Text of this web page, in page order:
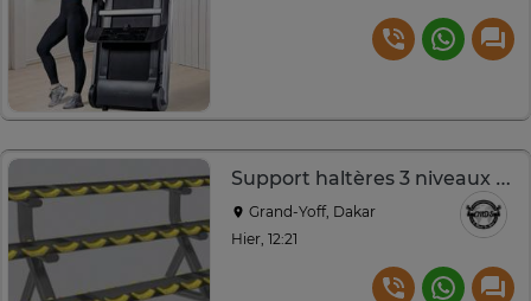
Support haltères 3 niveaux acier 24 places gris jaune
Grand-Yoff, Dakar
Hier, 12:21